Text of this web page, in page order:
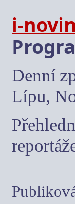
i-
Denní
Lípu,